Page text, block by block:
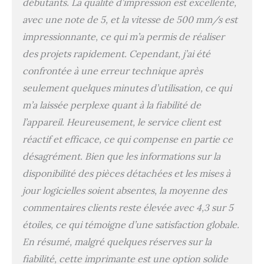
seule touche, un aperçu
du modèle en temps réel
et des animations vives
des paramètres
d'impression. 【Rail
linéaire d'axe X】Le rail
linéaire précis sur le
marche en douceur
(coefficient de
frottement 0,04),
reste comme neuf même
après une utilisation
prolongée. 【Hotend
avec chauffage
céramique 60W】
Chauffage céramique
Creality est capable de
fondre complètement les
filaments d'impression à
débutants. La qualité d’impression est excellente,
avec une note de 5, et la vitesse de 500 mm/s est
impressionnante, ce qui m’a permis de réaliser
des projets rapidement. Cependant, j’ai été
confrontée à une erreur technique après
seulement quelques minutes d’utilisation, ce qui
m’a laissée perplexe quant à la fiabilité de
l’appareil. Heureusement, le service client est
réactif et efficace, ce qui compense en partie ce
désagrément. Bien que les informations sur la
disponibilité des pièces détachées et les mises à
jour logicielles soient absentes, la moyenne des
commentaires clients reste élevée avec 4,3 sur 5
étoiles, ce qui témoigne d’une satisfaction globale.
En résumé, malgré quelques réserves sur la
fiabilité, cette imprimante est une option solide